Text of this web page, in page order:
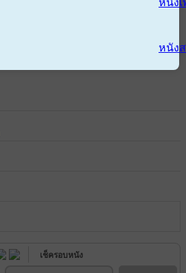
หนัง
เช็ครอบหนัง